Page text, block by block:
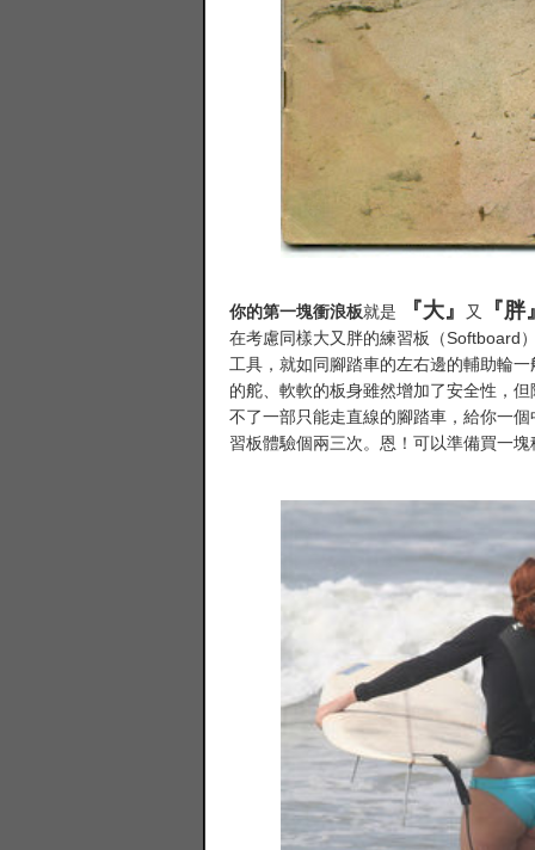
你的第一塊衝浪板就是 『大』 又 『胖
在考慮同樣大又胖的練習板（Softboard
工具，就如同腳踏車的左右邊的輔助輪
的舵、軟軟的板身雖然增加了安全性，
不了一部只能走直線的腳踏車，給你一
習板體驗個兩三次。恩！可以準備買一